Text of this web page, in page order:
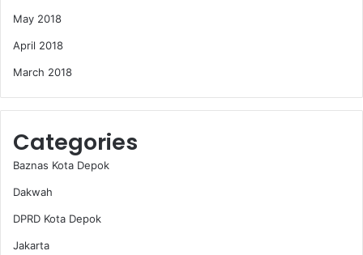
May 2018
April 2018
March 2018
Categories
Baznas Kota Depok
Dakwah
DPRD Kota Depok
Jakarta